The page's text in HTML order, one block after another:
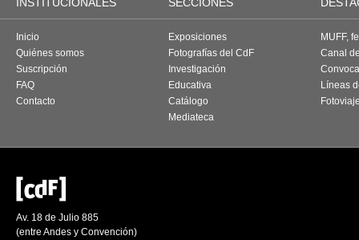
Inicio
Quiénes somos
Suscripción
FAQ
Contacto
Exposiciones
Fotografías del CdF
Investigación
Educativa
Catálogo
Mediateca
MUFF,
Canal
Líneas
Av. 18 de Julio 885
(entre Andes y Convención)